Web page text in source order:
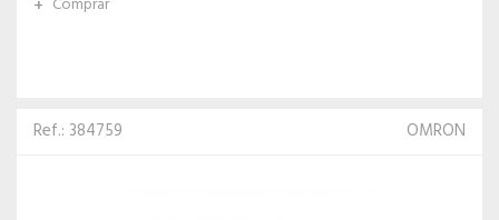
+ Comprar
Ref.: 384759 OMRON